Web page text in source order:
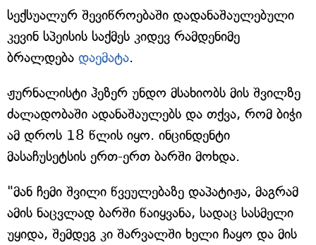
სექსუალურ შევიწროებაში დადანაშაულებული
კევინ სპეისის საქმეს კიდევ რამდენიმე
ბრალდება დაემატა.
ჟურნალისტი ჰეზერ უნდო მსახიობს მის შვილზე
ძალადობაში ადანაშაულებს და თქვა, რომ ბიჭი
ამ დროს 18 წლის იყო. ინცინდენტი
მასაჩუსეტსის ერთ-ერთ ბარში მოხდა.
"მან ჩემი შვილი წვეულებაზე დაპატიჟა, მაგრამ
ამის ნაცვლად ბარში წაიყვანა, სადაც სასმელი
უყიდა, შემდეგ კი შარვალში ხელი ჩაყო და მის